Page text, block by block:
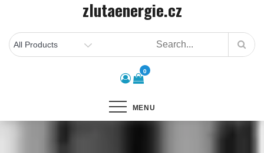
content
zlutaenergie.cz
0
MENU